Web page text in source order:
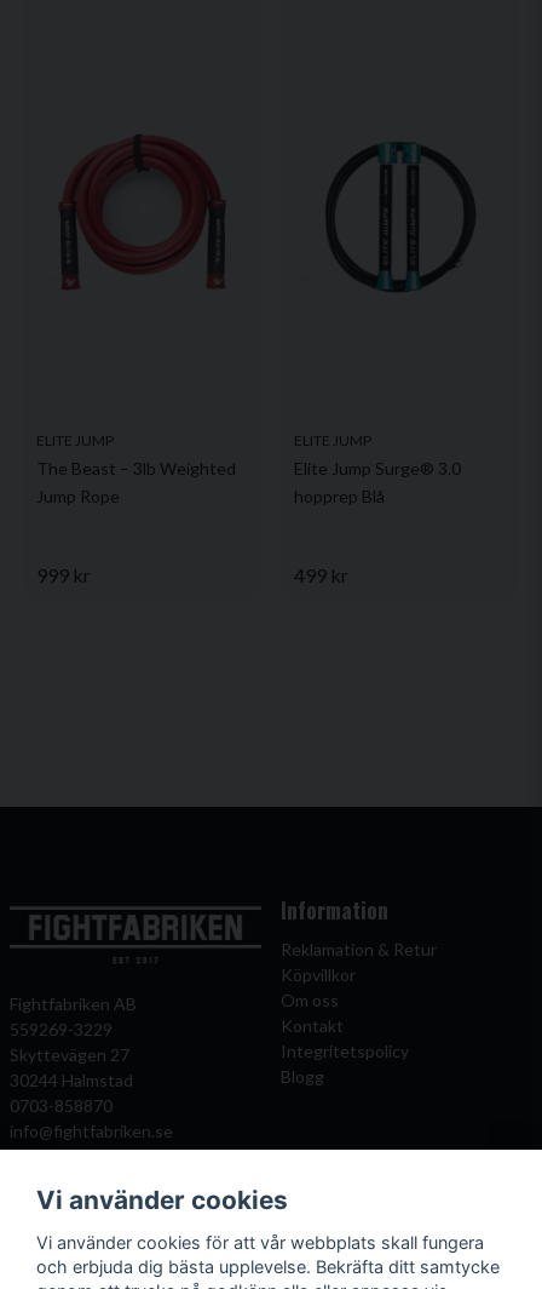
ELITE JUMP
The Beast – 3lb Weighted
Jump Rope
999 kr
ELITE JUMP
Elite Jump Surge® 3.0
hopprep Blå
499 kr
Fightfabriken AB
559269-3229
Skyttevägen 27
30244 Halmstad
0703-858870
info@fightfabriken.se
Information
Reklamation & Retur
Köpvillkor
Om oss
Kontakt
Integritetspolicy
Blogg
Mitt konto
Önskelista
Logga in
Populära katagorier
Boxningshandskar
Benskydd
Vi använder cookies
Vi använder cookies för att vår webbplats skall fungera
och erbjuda dig bästa upplevelse. Bekräfta ditt samtycke